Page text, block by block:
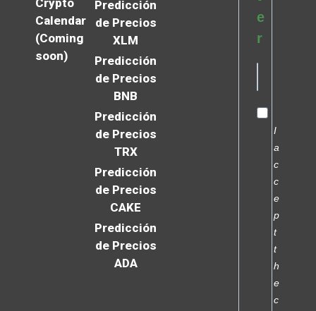
Calendar
(Coming
soon)
Predicción
de Precios
XLM
Predicción
de Precios
BNB
Predicción
de Precios
TRX
Predicción
de Precios
CAKE
Predicción
de Precios
ADA
e
r
I
a
c
c
e
p
t
t
h
e
c